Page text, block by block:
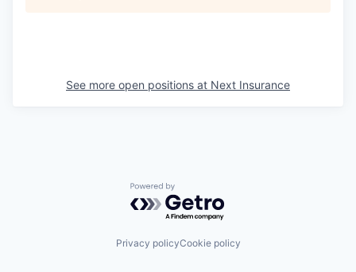
See more open positions at Next Insurance
Powered by Getro.com
Privacy policyCookie policy